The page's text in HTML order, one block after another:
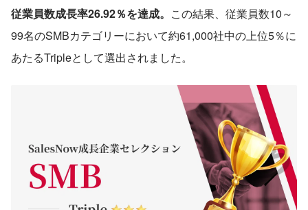
従業員数成長率26.92％を達成。 この結果、従業員数10～
99名のSMBカテゴリーにおいて約61,000社中の上位5％に
あたるTripleとして選出されました。